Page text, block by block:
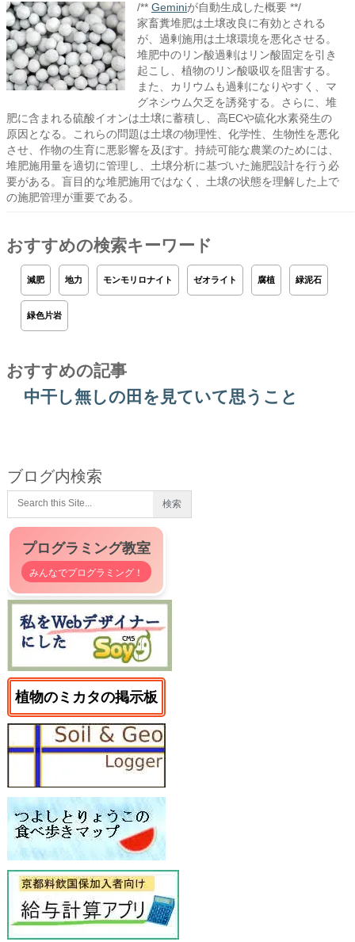
/** Geminiが自動生成した概要 **/
家畜糞堆肥は土壌改良に有効とされる
が、過剰施用は土壌環境を悪化させる。
堆肥中のリン酸過剰はリン酸固定を引き
起こし、植物のリン酸吸収を阻害する。
また、カリウムも過剰になりやすく、マ
グネシウム欠乏を誘発する。さらに、堆
肥に含まれる硫酸イオンは土壌に蓄積し、高ECや硫化水素発生の
原因となる。これらの問題は土壌の物理性、化学性、生物性を悪化
させ、作物の生育に悪影響を及ぼす。持続可能な農業のためには、
堆肥施用量を適切に管理し、土壌分析に基づいた施肥設計を行う必
要がある。盲目的な堆肥施用ではなく、土壌の状態を理解した上で
の施肥管理が重要である。
おすすめの検索キーワード
減肥 地力 モンモリロナイト ゼオライト 腐植 緑泥石
緑色片岩
おすすめの記事
中干し無しの田を見ていて思うこと
ブログ内検索
プログラミング教室
みんなでプログラミング！
植物のミカタの掲示板